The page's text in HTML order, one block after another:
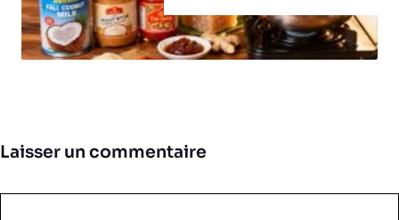
Laisser un commentaire